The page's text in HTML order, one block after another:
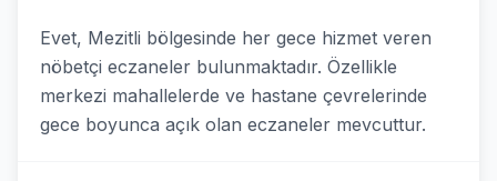
Evet, Mezitli bölgesinde her gece hizmet veren
nöbetçi eczaneler bulunmaktadır. Özellikle
merkezi mahallelerde ve hastane çevrelerinde
gece boyunca açık olan eczaneler mevcuttur.